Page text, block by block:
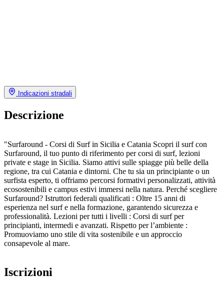
Indicazioni stradali
Descrizione
"Surfaround - Corsi di Surf in Sicilia e Catania Scopri il surf con
Surfaround, il tuo punto di riferimento per corsi di surf, lezioni
private e stage in Sicilia. Siamo attivi sulle spiagge più belle della
regione, tra cui Catania e dintorni. Che tu sia un principiante o un
surfista esperto, ti offriamo percorsi formativi personalizzati, attività
ecosostenibili e campus estivi immersi nella natura. Perché scegliere
Surfaround? Istruttori federali qualificati : Oltre 15 anni di
esperienza nel surf e nella formazione, garantendo sicurezza e
professionalità. Lezioni per tutti i livelli : Corsi di surf per
principianti, intermedi e avanzati. Rispetto per l’ambiente :
Promuoviamo uno stile di vita sostenibile e un approccio
consapevole al mare.
Iscrizioni